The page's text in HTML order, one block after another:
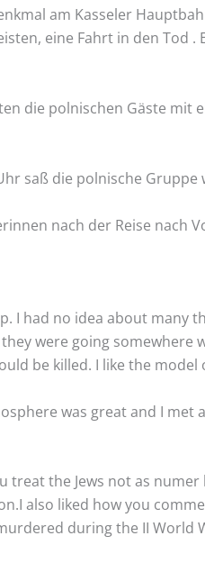
am Kasseler
eine Fahrt in den Tod
die polnischen Gäste mit
saß die polnische Gruppe
nach der Reise nach
I had no idea about many
were going somewhere
be killed. I like the
was great and I met
treat the Jews not as
also liked how you
during the II World